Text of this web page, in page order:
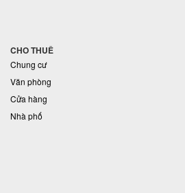
CHO THUÊ
Chung cư
Văn phòng
Cửa hàng
Nhà phố